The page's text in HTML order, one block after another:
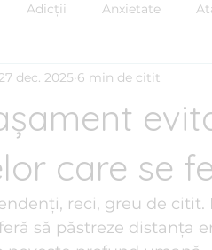
Adicții Anxietate
Copii & Adolescenți
Motivație
Psihologie Organizațională
care se
dec. 2025 6 min de citit
reci, greu de citit.
să păstreze distanța